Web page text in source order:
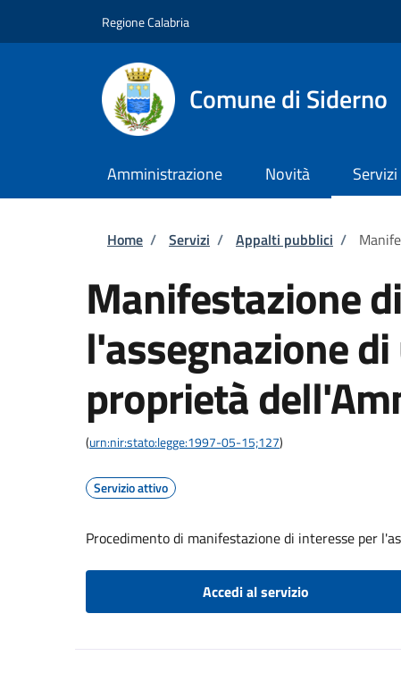
Regione Calabria
Comune di Siderno
Amministrazione Novità Servizi
Briciole di pane
Home / Servizi / Appalti pubblici /
Manifestazione
l'assegnazione
proprietà
(urn:nir:stato:legge:1997-05-15;127)
Servizio attivo
Procedimento di manifestazione di interesse per
Accedi al servizio